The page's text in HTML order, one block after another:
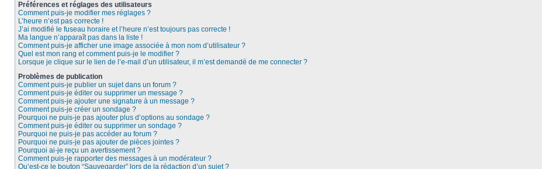
Préférences et réglages des utilisateurs
Comment puis-je modifier mes réglages ?
L’heure n’est pas correcte !
J’ai modifié le fuseau horaire et l’heure n’est toujours pas correcte !
Ma langue n’apparaît pas dans la liste !
Comment puis-je afficher une image associée à mon nom d’utilisateur ?
Quel est mon rang et comment puis-je le modifier ?
Lorsque je clique sur le lien de l’e-mail d’un utilisateur, il m’est demandé de me connecter ?
Problèmes de publication
Comment puis-je publier un sujet dans un forum ?
Comment puis-je éditer ou supprimer un message ?
Comment puis-je ajouter une signature à un message ?
Comment puis-je créer un sondage ?
Pourquoi ne puis-je pas ajouter plus d’options au sondage ?
Comment puis-je éditer ou supprimer un sondage ?
Pourquoi ne puis-je pas accéder au forum ?
Pourquoi ne puis-je pas ajouter de pièces jointes ?
Pourquoi ai-je reçu un avertissement ?
Comment puis-je rapporter des messages à un modérateur ?
Qu’est-ce le bouton “Sauvegarder” lors de la rédaction d’un sujet ?